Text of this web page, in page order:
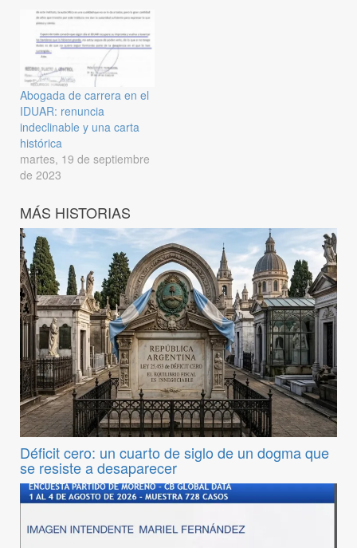
Abogada de carrera en el
IDUAR: renuncia
indeclinable y una carta
histórica
martes, 19 de septiembre
de 2023
MÁS HISTORIAS
Déficit cero: un cuarto de siglo de un dogma que
se resiste a desaparecer